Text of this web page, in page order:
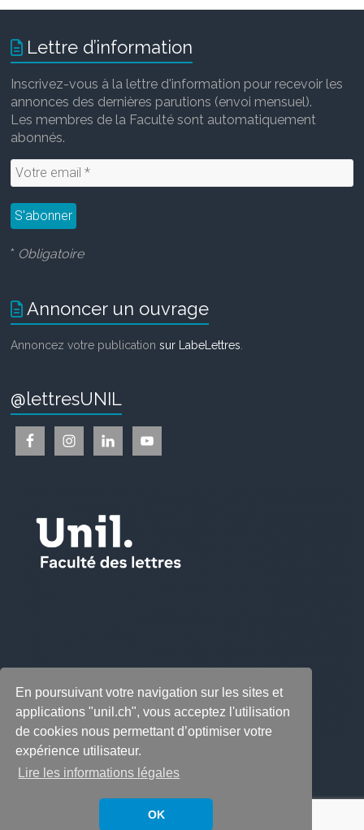
En poursuivant votre navigation sur les sites et
applications "unil.ch", vous acceptez l'utilisation
de cookies nous permettant d’optimiser votre
expérience utilisateur.
Lire les informations légales
OK
Lettre d’information
Inscrivez-vous à la lettre d'information pour recevoir les
annonces des dernières parutions (envoi mensuel).
Les membres de la Faculté sont automatiquement
abonnés.
* Obligatoire
Annoncer un ouvrage
Annoncez votre publicationsur LabeLettres
@lettresUNIL